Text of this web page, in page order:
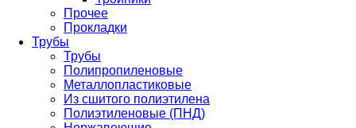
Прочее
Прокладки
Трубы
Трубы
Полипропиленовые
Металлопластиковые
Из сшитого полиэтилена
Полиэтиленовые (ПНД)